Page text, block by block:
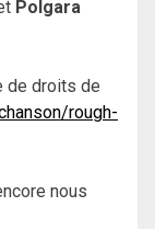
Polgara
de droits de
rough-
nous